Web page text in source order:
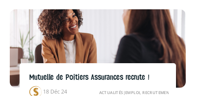
Mutuelle de Poitiers Assurances recrute !
18 Déc 24 ACTUALITÉS |EMPLOI, RECRUTEMENTS